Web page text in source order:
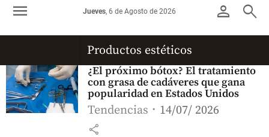
Colombia
person search
Jueves, 6 de Agosto de 2026
menu
Productos estéticos
¿El próximo bótox? El tratamiento
con grasa de cadáveres que gana
popularidad en Estados Unidos
Tendencias 14/07/ 2026
share